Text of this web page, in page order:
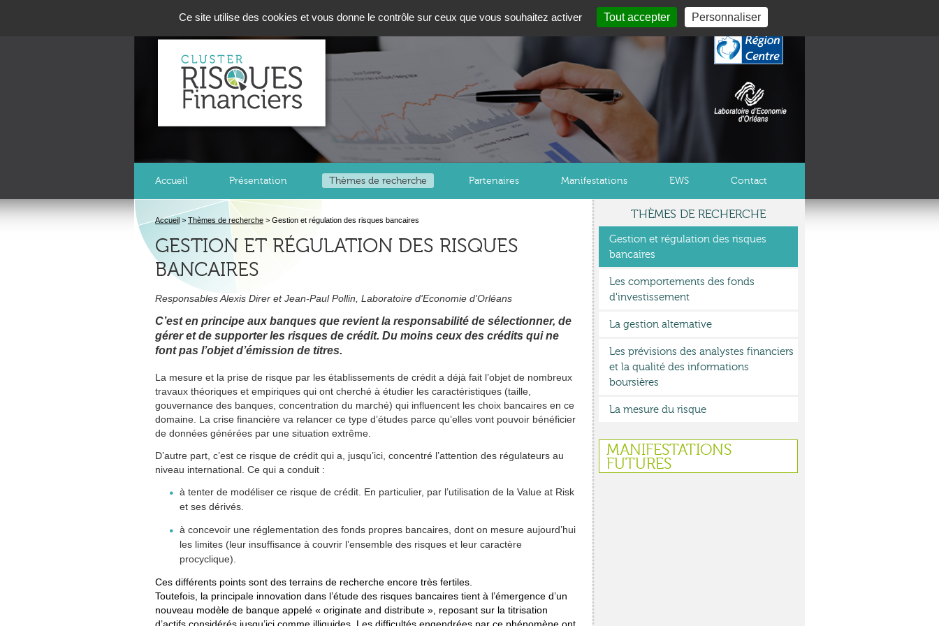
Accueil Présentation Thèmes de recherche Partenaires Manifestations EWS Contact
Accueil > Thèmes de recherche > Gestion et régulation des risques bancaires
GESTION ET RÉGULATION DES RISQUES
BANCAIRES
Responsables Alexis Direr et Jean-Paul Pollin, Laboratoire d'Economie d'Orléans
C’est en principe aux banques que revient la responsabilité de sélectionner, de
gérer et de supporter les risques de crédit. Du moins ceux des crédits qui ne
font pas l’objet d’émission de titres.
La mesure et la prise de risque par les établissements de crédit a déjà fait l’objet de nombreux
travaux théoriques et empiriques qui ont cherché à étudier les caractéristiques (taille,
gouvernance des banques, concentration du marché) qui influencent les choix bancaires en ce
domaine. La crise financière va relancer ce type d’études parce qu’elles vont pouvoir bénéficier
de données générées par une situation extrême.
D’autre part, c’est ce risque de crédit qui a, jusqu’ici, concentré l’attention des régulateurs au
niveau international. Ce qui a conduit :
à tenter de modéliser ce risque de crédit. En particulier, par l’utilisation de la Value at Risk
et ses dérivés.
à concevoir une réglementation des fonds propres bancaires, dont on mesure aujourd’hui
les limites (leur insuffisance à couvrir l’ensemble des risques et leur caractère
procyclique).
Ces différents points sont des terrains de recherche encore très fertiles.
Toutefois, la principale innovation dans l’étude des risques bancaires tient à l’émergence d’un
nouveau modèle de banque appelé « originate and distribute », reposant sur la titrisation
THÈMES DE RECHERCHE
Gestion et régulation des risques
bancaires
Les comportements des fonds
d'investissement
La gestion alternative
Les prévisions des analystes financiers
et la qualité des informations
boursières
La mesure du risque
MANIFESTATIONS
FUTURES
Ce site utilise des cookies et vous donne le contrôle sur ceux que vous souhaitez activer Tout accepter Personnaliser